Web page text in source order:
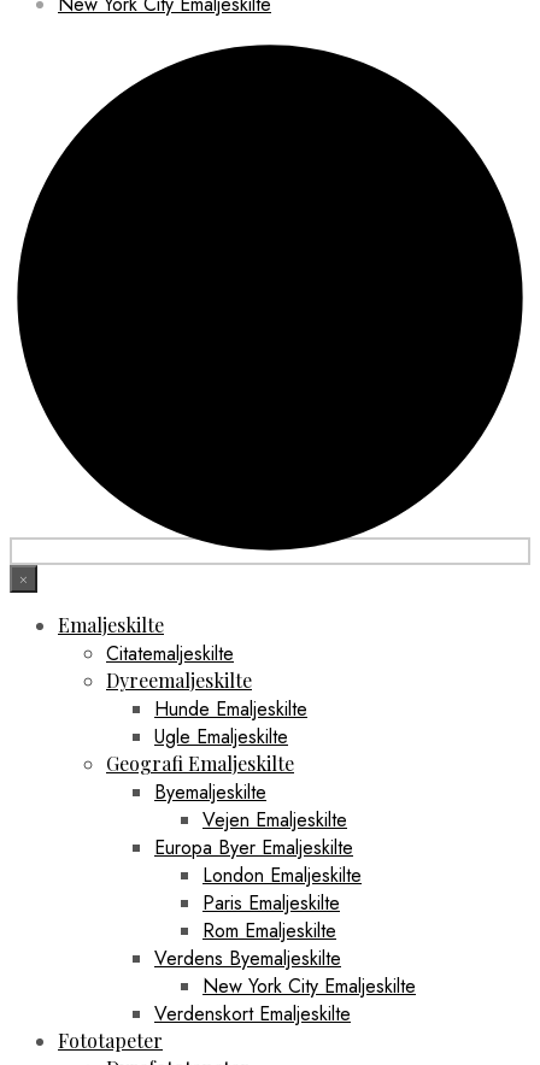
×
Emaljeskilte
Citatemaljeskilte
Dyreemaljeskilte
Hunde Emaljeskilte
Ugle Emaljeskilte
Geografi Emaljeskilte
Byemaljeskilte
Vejen Emaljeskilte
Europa Byer Emaljeskilte
London Emaljeskilte
Paris Emaljeskilte
Rom Emaljeskilte
Verdens Byemaljeskilte
New York City Emaljeskilte
Verdenskort Emaljeskilte
Fototapeter